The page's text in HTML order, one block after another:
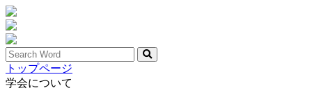
トップページ
学会について